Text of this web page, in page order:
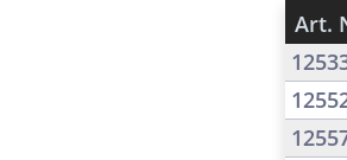
Art.